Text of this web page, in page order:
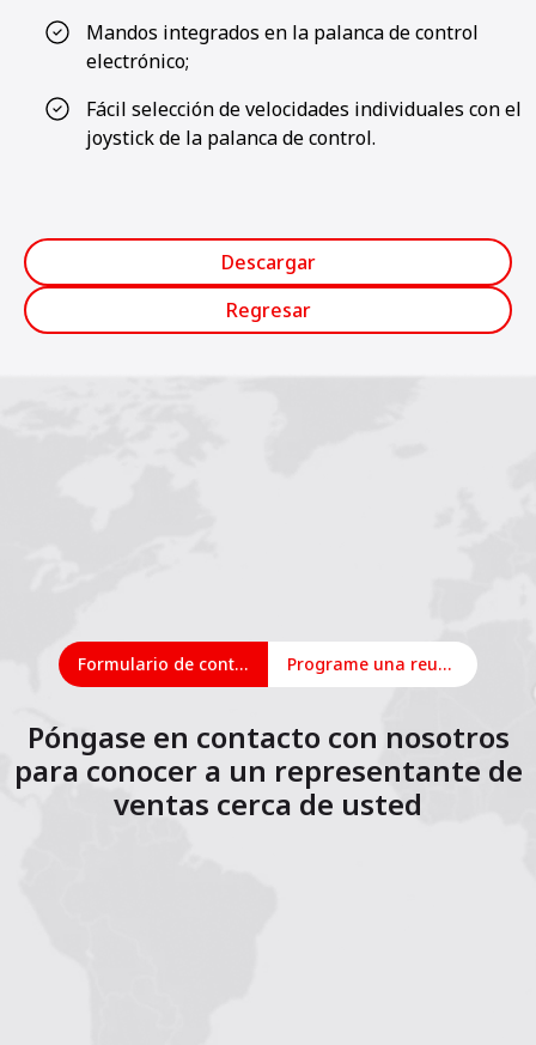
Mandos integrados en la palanca de control
electrónico;
Fácil selección de velocidades individuales con el
joystick de la palanca de control.
Descargar
Regresar
Formulario de contacto Programe una reunión en línea
Póngase en contacto con nosotros
para conocer a un representante de
ventas cerca de usted